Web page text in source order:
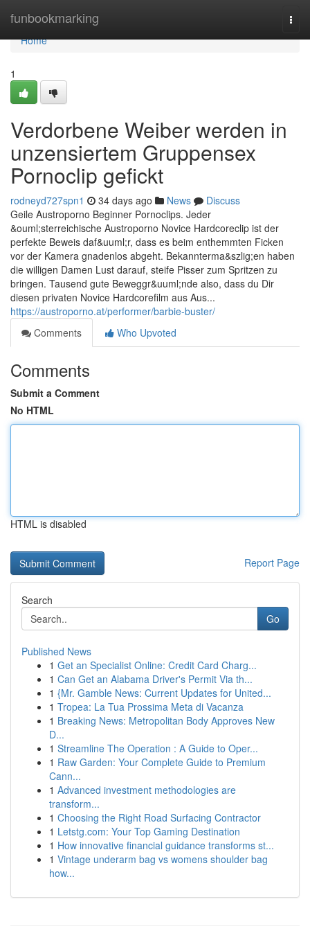
funbookmarking
Home
Home
1
Verdorbene Weiber werden in
unzensiertem Gruppensex
Pornoclip gefickt
rodneyd727spn1 34 days ago News
Discuss
Geile Austroporno Beginner Pornoclips. Jeder
&ouml;sterreichische Austroporno Novice Hardcoreclip ist der
perfekte Beweis daf&uuml;r, dass es beim enthemmten Ficken
vor der Kamera gnadenlos abgeht. Bekannterma&szlig;en haben
die willigen Damen Lust darauf, steife Pisser zum Spritzen zu
bringen. Tausend gute Beweggr&uuml;nde also, dass du Dir
diesen privaten Novice Hardcorefilm aus Aus...
https://austroporno.at/performer/barbie-buster/
Comments
Who Upvoted
Comments
Submit a Comment
No HTML
HTML is disabled
Report Page
Search
Go
Published News
1 Get an Specialist Online: Credit Card Charg...
1 Can Get an Alabama Driver's Permit Via th...
1 {Mr. Gamble News: Current Updates for United...
1 Tropea: La Tua Prossima Meta di Vacanza
1 Breaking News: Metropolitan Body Approves New
D...
1 Streamline The Operation : A Guide to Oper...
1 Raw Garden: Your Complete Guide to Premium
Cann...
1 Advanced investment methodologies are
transform...
1 Choosing the Right Road Surfacing Contractor
1 Letstg.com: Your Top Gaming Destination
1 How innovative financial guidance transforms st...
1 Vintage underarm bag vs womens shoulder bag
how...